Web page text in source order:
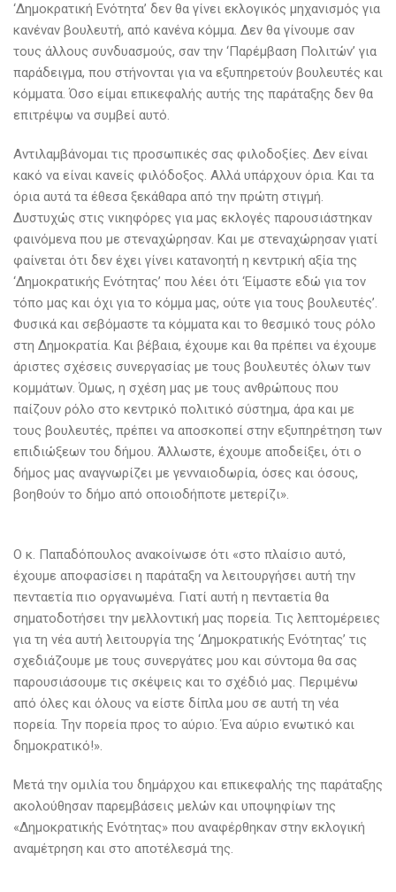
‘Δημοκρατική Ενότητα’ δεν θα γίνει εκλογικός μηχανισμός για
κανέναν βουλευτή, από κανένα κόμμα. Δεν θα γίνουμε σαν
τους άλλους συνδυασμούς, σαν την ‘Παρέμβαση Πολιτών’ για
παράδειγμα, που στήνονται για να εξυπηρετούν βουλευτές και
κόμματα. Όσο είμαι επικεφαλής αυτής της παράταξης δεν θα
επιτρέψω να συμβεί αυτό.
Αντιλαμβάνομαι τις προσωπικές σας φιλοδοξίες. Δεν είναι
κακό να είναι κανείς φιλόδοξος. Αλλά υπάρχουν όρια. Και τα
όρια αυτά τα έθεσα ξεκάθαρα από την πρώτη στιγμή.
Δυστυχώς στις νικηφόρες για μας εκλογές παρουσιάστηκαν
φαινόμενα που με στεναχώρησαν. Και με στεναχώρησαν γιατί
φαίνεται ότι δεν έχει γίνει κατανοητή η κεντρική αξία της
‘Δημοκρατικής Ενότητας’ που λέει ότι ‘Είμαστε εδώ για τον
τόπο μας και όχι για το κόμμα μας, ούτε για τους βουλευτές’.
Φυσικά και σεβόμαστε τα κόμματα και το θεσμικό τους ρόλο
στη Δημοκρατία. Και βέβαια, έχουμε και θα πρέπει να έχουμε
άριστες σχέσεις συνεργασίας με τους βουλευτές όλων των
κομμάτων. Όμως, η σχέση μας με τους ανθρώπους που
παίζουν ρόλο στο κεντρικό πολιτικό σύστημα, άρα και με
τους βουλευτές, πρέπει να αποσκοπεί στην εξυπηρέτηση των
επιδιώξεων του δήμου. Άλλωστε, έχουμε αποδείξει, ότι ο
δήμος μας αναγνωρίζει με γενναιοδωρία, όσες και όσους,
βοηθούν το δήμο από οποιοδήποτε μετερίζι».
Ο κ. Παπαδόπουλος ανακοίνωσε ότι «στο πλαίσιο αυτό,
έχουμε αποφασίσει η παράταξη να λειτουργήσει αυτή την
πενταετία πιο οργανωμένα. Γιατί αυτή η πενταετία θα
σηματοδοτήσει την μελλοντική μας πορεία. Τις λεπτομέρειες
για τη νέα αυτή λειτουργία της ‘Δημοκρατικής Ενότητας’ τις
σχεδιάζουμε με τους συνεργάτες μου και σύντομα θα σας
παρουσιάσουμε τις σκέψεις και το σχέδιό μας. Περιμένω
από όλες και όλους να είστε δίπλα μου σε αυτή τη νέα
πορεία. Την πορεία προς το αύριο. Ένα αύριο ενωτικό και
δημοκρατικό!».
Μετά την ομιλία του δημάρχου και επικεφαλής της παράταξης
ακολούθησαν παρεμβάσεις μελών και υποψηφίων της
«Δημοκρατικής Ενότητας» που αναφέρθηκαν στην εκλογική
αναμέτρηση και στο αποτέλεσμά της.